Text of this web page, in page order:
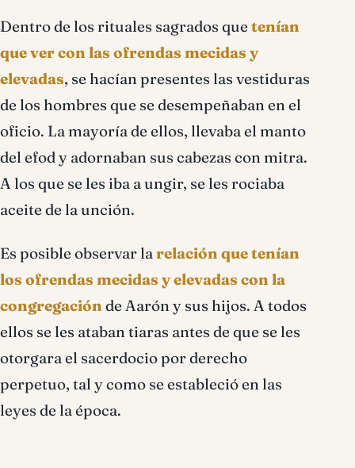
Dentro de los rituales sagrados que tenían
que ver con las ofrendas mecidas y
elevadas, se hacían presentes las vestiduras
de los hombres que se desempeñaban en el
oficio. La mayoría de ellos, llevaba el manto
del efod y adornaban sus cabezas con mitra.
A los que se les iba a ungir, se les rociaba
aceite de la unción.
Es posible observar larelación que tenían
los ofrendas mecidas y elevadas con la
congregación de Aarón y sus hijos. A todos
ellos se les ataban tiaras antes de que se les
otorgara el sacerdocio por derecho
perpetuo, tal y como se estableció en las
leyes de la época.